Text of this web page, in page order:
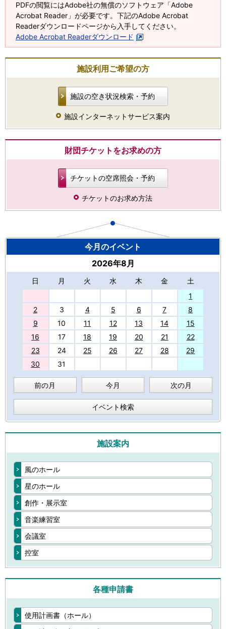
PDFの閲覧にはAdobe社の無償のソフトウェア「Adobe
Acrobat Reader」が必要です。下記のAdobe Acrobat
Readerダウンロードページから入手してください。
Adobe Acrobat Readerダウンロード
施設利用ご希望の方
施設の空き状況検索・予約
施設インターネットサービス案内
財団チケットをお求めの方
チケットの空席照会・予約
チケットのお求め方法
今月のイベント
2026年8月
日 月 火 水 木 金
土
1
2
3 4 5 6 7
8
9
10 11 12 13 14
15
16
17 18 19 20 21
22
23
24 25 26 27 28
29
30
31
前の月 今月 次の月
イベント検索
施設案内
風のホール
星のホール
創作・展示室
音楽練習室
会議室
控室
各種申請書
使用計画書（ホール）